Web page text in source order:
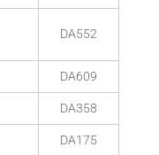
DA552
DA609
DA358
DA175